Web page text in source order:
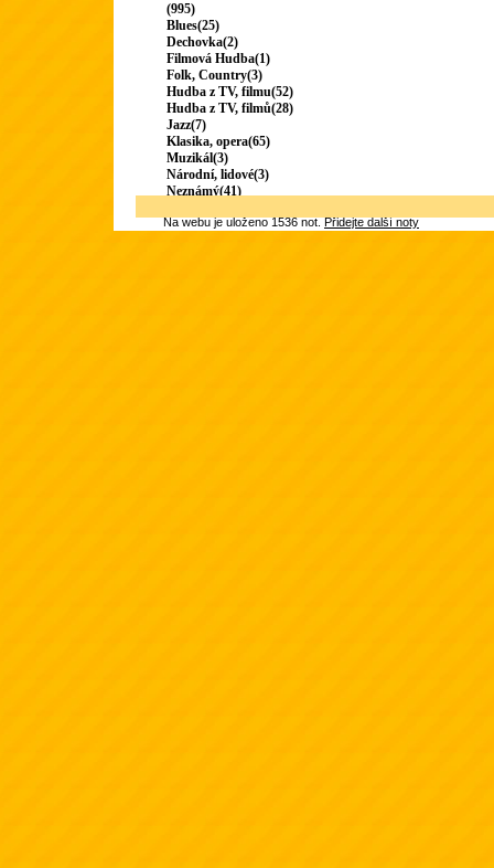
(995)
Blues(25)
Dechovka(2)
Filmová Hudba(1)
Folk, Country(3)
Hudba z TV, filmu(52)
Hudba z TV, filmů(28)
Jazz(7)
Klasika, opera(65)
Muzikál(3)
Národní, lidové(3)
Neznámý(41)
Na webu je uloženo 1536 not.Přidejte další noty